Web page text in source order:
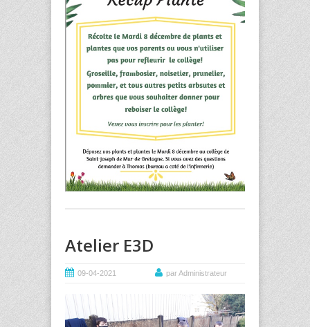
Atelier E3D
09-04-2021 par Administrateur